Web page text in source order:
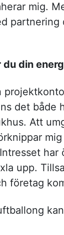
mig.
din
det både
Att
upp.
företag